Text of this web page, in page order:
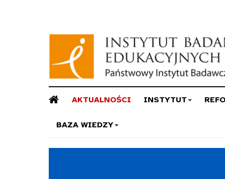
AKTUALNOŚCI INSTYTUT
BAZA WIEDZY